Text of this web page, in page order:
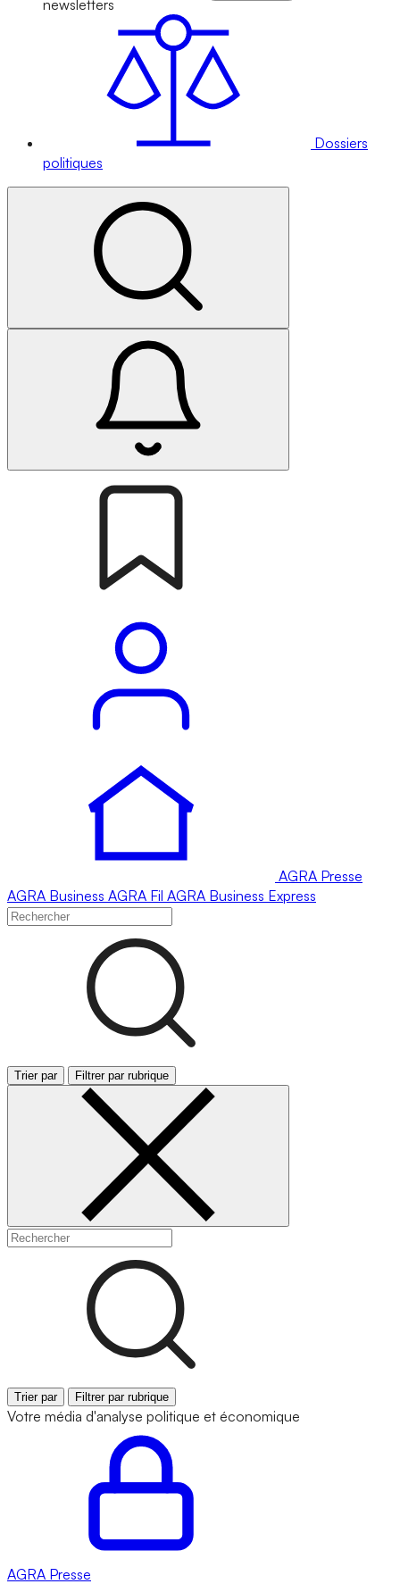
newsletters
Dossiers
politiques
AGRA Presse
AGRA Business AGRA Fil AGRA Business Express
Trier par Filtrer par rubrique
Trier par Filtrer par rubrique
Votre média d'analyse politique et économique
AGRA Presse